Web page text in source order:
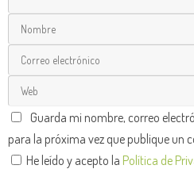
Guarda mi nombre, correo
para la próxima vez que publique un
He leído y acepto la Política de